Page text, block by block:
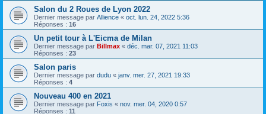
Salon du 2 Roues de Lyon 2022
Dernier message par Allience « oct. lun. 24, 2022 5:36
Réponses : 16
Un petit tour à L'Eicma de Milan
Dernier message par Billmax « déc. mar. 07, 2021 11:03
Réponses : 23
Salon paris
Dernier message par dudu « janv. mer. 27, 2021 19:33
Réponses : 4
Nouveau 400 en 2021
Dernier message par Foxis « nov. mer. 04, 2020 0:57
Réponses : 11